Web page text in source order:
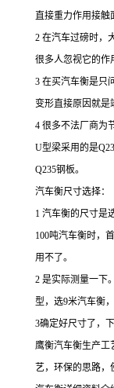
直接重力作用接触
2 在汽车过磅时，
很多人忽视它的作
3 在买汽车衡是只
变形直接原因就是
4 很多不法厂商为
U型梁采用的是
Q235钢板。
汽车衡尺寸选择：
1 汽车衡的尺寸是
100吨汽车衡时，
用不了。
2 是实际测量一下
型，选9米汽车衡
3确定好尺寸了，
鹰衡汽车衡生产工
艺，环保的思路，